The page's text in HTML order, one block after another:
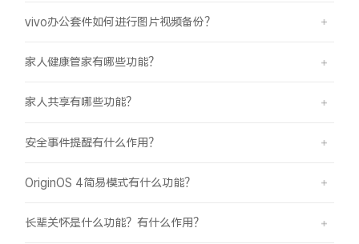
vivo办公套件如何进行图片视频备份？
家人健康管家有哪些功能？
家人共享有哪些功能？
安全事件提醒有什么作用？
OriginOS 4简易模式有什么功能？
长辈关怀是什么功能？有什么作用？